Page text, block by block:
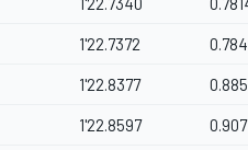
1'22.7372
1'22.8377
1'22.8597